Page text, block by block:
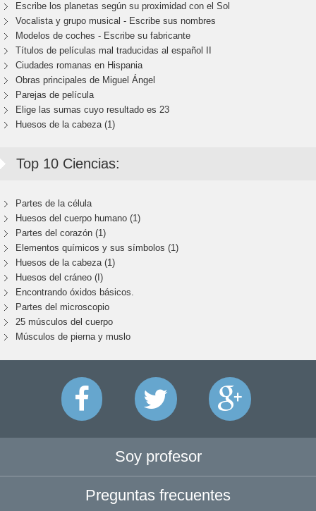
Escribe los planetas según su proximidad con el Sol
Vocalista y grupo musical - Escribe sus nombres
Modelos de coches - Escribe su fabricante
Títulos de películas mal traducidas al español II
Ciudades romanas en Hispania
Obras principales de Miguel Ángel
Parejas de película
Elige las sumas cuyo resultado es 23
Huesos de la cabeza (1)
Top 10 Ciencias:
Partes de la célula
Huesos del cuerpo humano (1)
Partes del corazón (1)
Elementos químicos y sus símbolos (1)
Huesos de la cabeza (1)
Huesos del cráneo (I)
Encontrando óxidos básicos.
Partes del microscopio
25 músculos del cuerpo
Músculos de pierna y muslo
Soy profesor
Preguntas frecuentes